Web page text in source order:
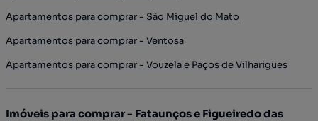
Apartamentos para comprar - São Miguel do Mato
Apartamentos para comprar - Ventosa
Apartamentos para comprar - Vouzela e Paços de Vilharigues
Imóveis para comprar - Fataunços e Figueiredo das